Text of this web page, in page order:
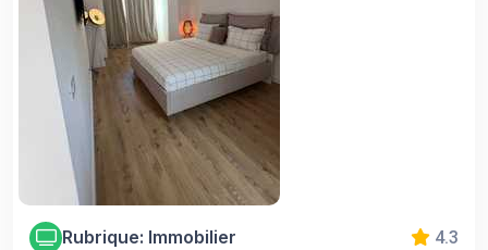
Rubrique: Immobilier 4.3